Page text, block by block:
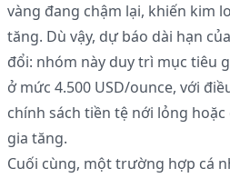
vàng đang chậm lại, khiến kim
tăng. Dù vậy, dự báo dài hạn
đổi: nhóm này duy trì mục tiêu
ở mức 4.500 USD/ounce, với
chính sách tiền tệ nới lỏng
gia tăng.
Cuối cùng, một trường hợp cá